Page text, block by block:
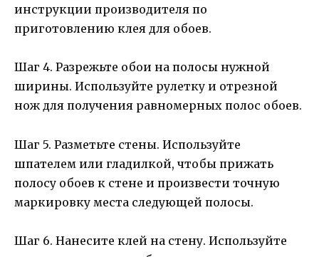
инструкции производителя по
приготовлению клея для обоев.
Шаг 4. Разрежьте обои на полосы нужной
ширины. Используйте рулетку и отрезной
нож для получения равномерных полос обоев.
Шаг 5. Разметьте стены. Используйте
шпателем или гладилкой, чтобы прижать
полосу обоев к стене и произвести точную
маркировку места следующей полосы.
Шаг 6. Нанесите клей на стену. Используйте